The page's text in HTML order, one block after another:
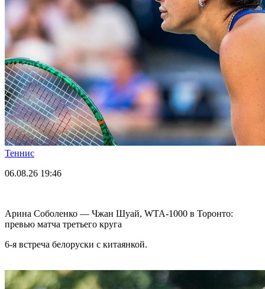
Теннис
06.08.26 19:46
Арина Соболенко — Чжан Шуай, WTA-1000 в Торонто:
превью матча третьего круга
6-я встреча белоруски с китаянкой.